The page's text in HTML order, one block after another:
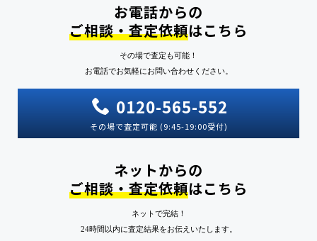
お電話からの
ご相談・査定依頼はこちら
その場で査定も可能！
お電話でお気軽にお問い合わせください。
0120-565-552
その場で査定可能 (9:45-19:00受付)
ネットからの
ご相談・査定依頼はこちら
ネットで完結！
24時間以内に査定結果をお伝えいたします。